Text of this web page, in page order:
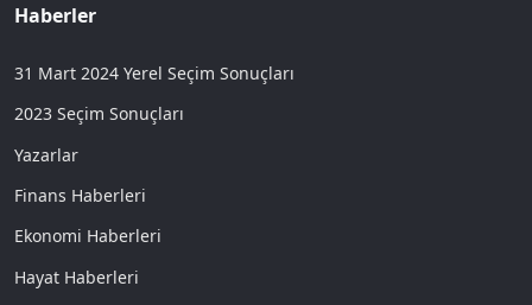
Haberler
31 Mart 2024 Yerel Seçim Sonuçları
2023 Seçim Sonuçları
Yazarlar
Finans Haberleri
Ekonomi Haberleri
Hayat Haberleri